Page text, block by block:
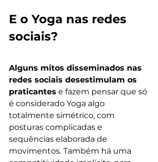
E o Yoga nas redes
sociais?
Alguns mitos disseminados nas
redes sociais desestimulam os
praticantes e fazem pensar que só
é considerado Yoga algo
totalmente simétrico, com
posturas complicadas e
sequências elaborada de
movimentos. Também há uma